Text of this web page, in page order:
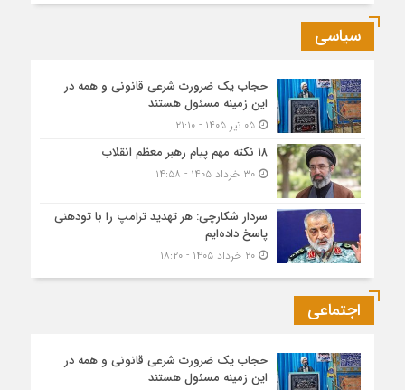
سیاسی
حجاب یک ضرورت شرعی قانونی و همه در
این زمینه مسئول هستند
۰۵ تیر ۱۴۰۵ - ۲۱:۱۰
۱۸ نکته مهم پیام رهبر معظم انقلاب
۳۰ خرداد ۱۴۰۵ - ۱۴:۵۸
سردار شکارچی: هر تهدید ترامپ را با تودهنی
پاسخ داده‌ایم
۲۰ خرداد ۱۴۰۵ - ۱۸:۲۰
اجتماعی
حجاب یک ضرورت شرعی قانونی و همه در
این زمینه مسئول هستند